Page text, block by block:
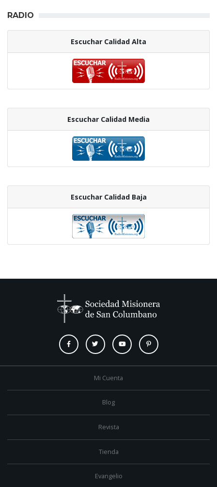
RADIO
Escuchar Calidad Alta
Escuchar Calidad Media
Escuchar Calidad Baja
Mi Cuenta
Blog
Revista
Tienda
Evangelio